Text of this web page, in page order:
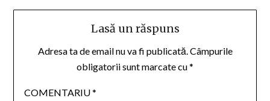
Lasă un răspuns
Adresa ta de email nu va fi publicată.Câmpurile
obligatorii sunt marcate cu*
COMENTARIU*